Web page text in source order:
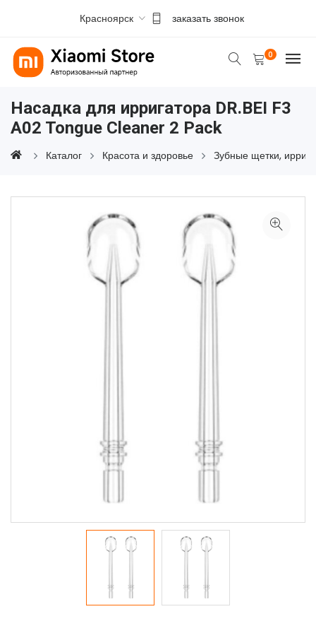
Красноярск заказать звонок
0
Насадка для ирригатора DR.BEI F3
A02 Tongue Cleaner 2 Pack
Каталог Красота и здоровье Зубные щетки,